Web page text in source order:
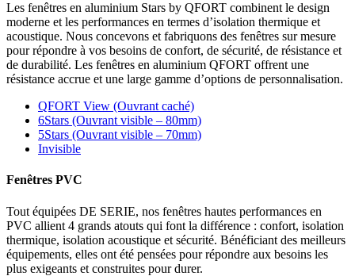
Les fenêtres en aluminium Stars by QFORT combinent le design
moderne et les performances en termes d’isolation thermique et
acoustique. Nous concevons et fabriquons des fenêtres sur mesure
pour répondre à vos besoins de confort, de sécurité, de résistance et
de durabilité. Les fenêtres en aluminium QFORT offrent une
résistance accrue et une large gamme d’options de personnalisation.
QFORT View (Ouvrant caché)
6Stars (Ouvrant visible – 80mm)
5Stars (Ouvrant visible – 70mm)
Invisible
Fenêtres PVC
Tout équipées DE SERIE, nos fenêtres hautes performances en
PVC allient 4 grands atouts qui font la différence : confort, isolation
thermique, isolation acoustique et sécurité. Bénéficiant des meilleurs
équipements, elles ont été pensées pour répondre aux besoins les
plus exigeants et construites pour durer.